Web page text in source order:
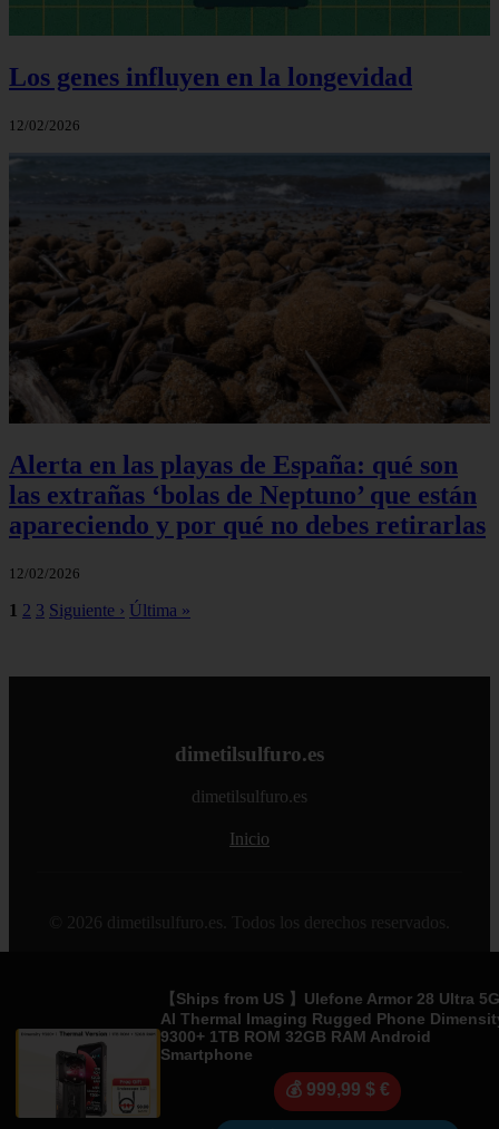
Los genes influyen en la longevidad
12/02/2026
Alerta en las playas de España: qué son
las extrañas ‘bolas de Neptuno’ que están
apareciendo y por qué no debes retirarlas
12/02/2026
1 2 3 Siguiente › Última »
dimetilsulfuro.es
dimetilsulfuro.es
Inicio
© 2026 dimetilsulfuro.es. Todos los derechos reservados.
Diseño web|Libro sobre Cabañuelas
【Ships from US 】Ulefone Armor 28 Ultra 5G
AI Thermal Imaging Rugged Phone
9300+ 1TB ROM 32GB RAM Android
Smartphone
💰 999,99 $ €